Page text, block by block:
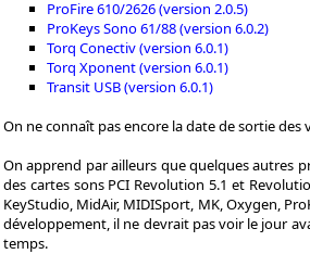
ProFire 610/2626 (version 2.0.5)
ProKeys Sono 61/88 (version 6.0.2)
Torq Conectiv (version 6.0.1)
Torq Xponent (version 6.0.1)
Transit USB (version 6.0.1)
On ne connaît pas encore la date de sortie
On apprend par ailleurs que quelques autres
des cartes sons PCI Revolution 5.1 et
KeyStudio, MidAir, MIDISport, MK, Oxygen,
développement, il ne devrait pas voir le jour
temps.